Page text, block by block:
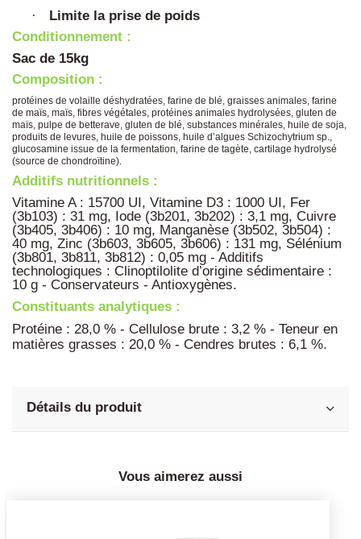
·
Limite la prise de poids
Conditionnement :
Sac de 15kg
Composition :
protéines de volaille déshydratées, farine de blé, graisses animales, farine
de maïs, maïs, fibres végétales, protéines animales hydrolysées, gluten de
maïs, pulpe de betterave, gluten de blé, substances minérales, huile de soja,
produits de levures, huile de poissons, huile d’algues Schizochytrium sp.,
glucosamine issue de la fermentation, farine de tagète, cartilage hydrolysé
(source de chondroïtine).
Additifs nutritionnels :
Vitamine A : 15700 UI, Vitamine D3 : 1000 UI, Fer
(3b103) : 31 mg, Iode (3b201, 3b202) : 3,1 mg, Cuivre
(3b405, 3b406) : 10 mg, Manganèse (3b502, 3b504) :
40 mg, Zinc (3b603, 3b605, 3b606) : 131 mg, Sélénium
(3b801, 3b811, 3b812) : 0,05 mg - Additifs
technologiques : Clinoptilolite d’origine sédimentaire :
10 g - Conservateurs - Antioxygènes.
Constituants analytiques :
Protéine : 28,0 % - Cellulose brute : 3,2 % - Teneur en
matières grasses : 20,0 % - Cendres brutes : 6,1 %.
Détails du produit
Vous aimerez aussi